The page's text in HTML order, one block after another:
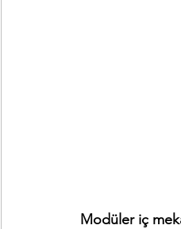
Modüler iç